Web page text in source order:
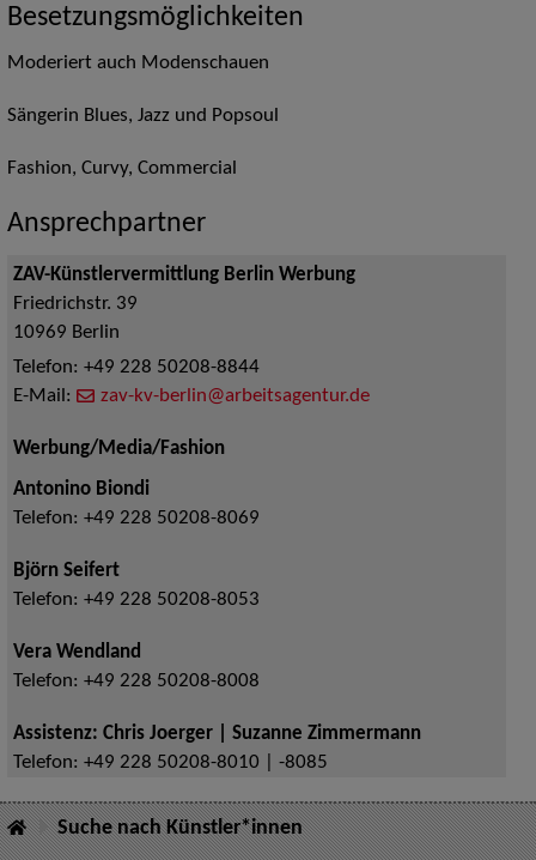
Besetzungsmöglichkeiten
Moderiert auch Modenschauen
Sängerin Blues, Jazz und Popsoul
Fashion, Curvy, Commercial
Ansprechpartner
ZAV-Künstlervermittlung Berlin Werbung
Friedrichstr. 39
10969 Berlin
Telefon: +49 228 50208-8844
E-Mail:
zav-kv-berlin@arbeitsagentur.de
Werbung/Media/Fashion
Antonino Biondi
Telefon: +49 228 50208-8069
Björn Seifert
Telefon: +49 228 50208-8053
Vera Wendland
Telefon: +49 228 50208-8008
Assistenz: Chris Joerger | Suzanne Zimmermann
Telefon: +49 228 50208-8010 | -8085
Suche nach Künstler*innen